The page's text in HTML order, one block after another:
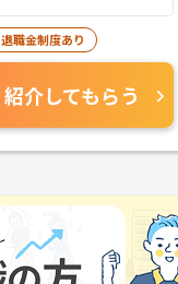
退職金制度あり
紹介してもらう